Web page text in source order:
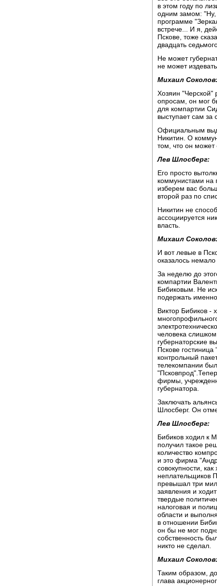
в этом году по
одним замом: "Ну,
программе
встрече... И я,
Пскове, тоже
двадцать
Не может
не может
Михаил
Хозяин "Черской"
опросам, он мог
для компартии
выступает сам за
Официальным
Никитин. О
том, что он
Лев Шлосберг:
Его просто
коммунистами
изберем вас
второй раз по
Никитин не
ассоциируется
власть.
Михаил
И вот левые в
оказалось
За неделю до
компартии
Бибиковым. Не
подержать
Виктор Бибиков -
человека
губернаторские
Пскове
контрольный
телекомпании
фирмы,
губернатора.
Заключать
Шлосберг. Он
Лев Шлосберг:
Бибиков ходил к
получил такое
количество
и это фирма
совокупности,
неплательщиков
превышал три
заявления и
твердые
налоговая и
области и
в отношении
он бы не мог
собственность
никто не сделал.
Михаил
Таким образом,
глава